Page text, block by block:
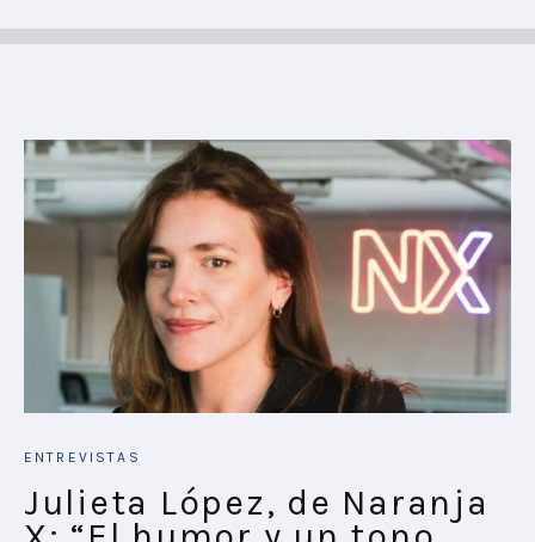
ENTREVISTAS
Julieta López, de Naranja